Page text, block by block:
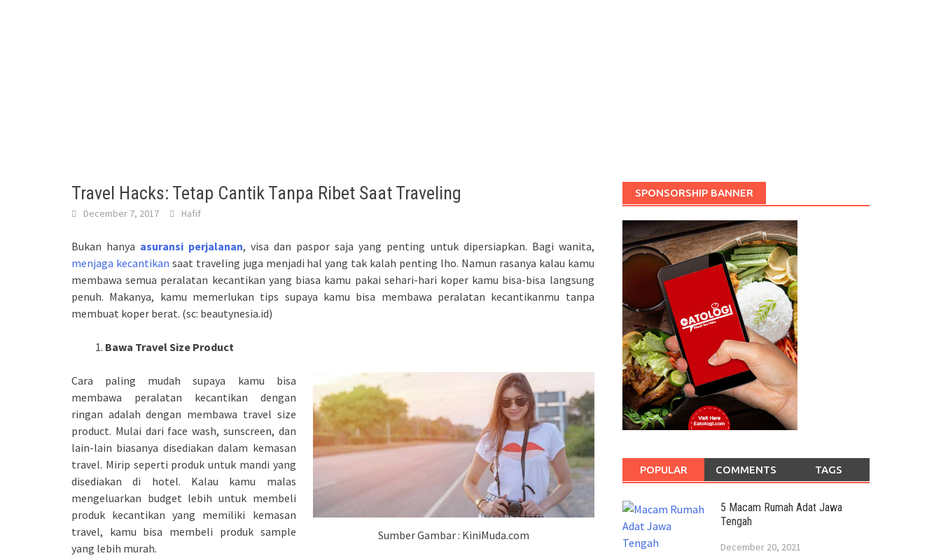
Travel Hacks: Tetap Cantik Tanpa Ribet Saat Traveling
December 7, 2017 Hafif
Bukan hanya asuransi perjalanan, visa dan paspor saja yang penting untuk dipersiapkan. Bagi wanita,
menjaga kecantikan saat traveling juga menjadi hal yang tak kalah penting lho. Namun rasanya kalau kamu
membawa semua peralatan kecantikan yang bias­a kamu pakai sehari-hari koper kamu bisa-bisa langsung
penuh. Makanya, kamu memerlukan tips supaya kamu bisa membawa peralatan kecantikanmu tanpa
membuat koper berat. (sc: beautynesia.id)
Bawa Travel Size Product
Sumber Gambar : KiniMuda.com
Cara paling mudah supaya kamu bisa
membawa peralatan kecantikan dengan
ringan adalah dengan membawa travel size
product. Mulai dari face wash, sunscreen, dan
lain-lain biasanya disediakan dalam kemasan
travel. Mirip seperti produk untuk mandi yang
disediakan di hotel. Kalau kamu malas
mengeluarkan budget lebih untuk membeli
produk kecantikan yang memiliki kemasan
travel, kamu bisa membeli produk sample
yang lebih murah.
SPONSORSHIP BANNER
POPULAR COMMENTS TAGS
5 Macam Rumah Adat Jawa
Tengah
December 20, 2021